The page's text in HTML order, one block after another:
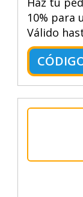
10% para
Válido